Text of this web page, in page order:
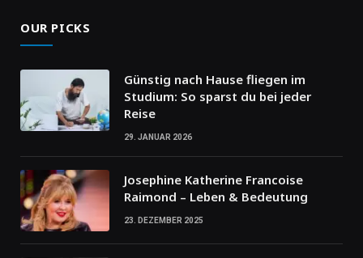
OUR PICKS
Günstig nach Hause fliegen im
Studium: So sparst du bei jeder
Reise
29. JANUAR 2026
Josephine Katherine Francoise
Raimond – Leben & Bedeutung
23. DEZEMBER 2025